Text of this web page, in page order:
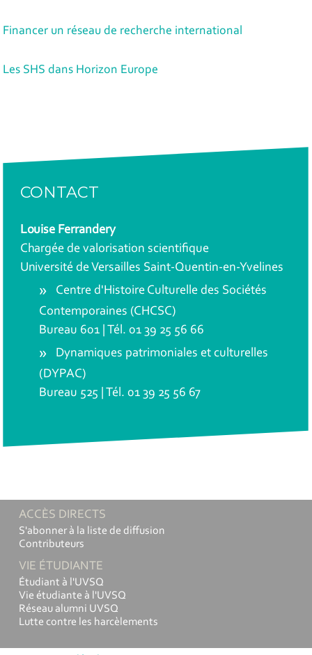
Financer un réseau de recherche international
Les SHS dans Horizon Europe
CONTACT
Louise Ferrandery
Chargée de valorisation scientifique
Université de Versailles Saint-Quentin-en-Yvelines
Centre d'Histoire Culturelle des Sociétés
Contemporaines (CHCSC)
Bureau 601 | Tél. 01 39 25 56 66
Dynamiques patrimoniales et culturelles
(DYPAC)
Bureau 525 | Tél. 01 39 25 56 67
ACCÈS DIRECTS
S'abonner à la liste de diffusion
Contributeurs
VIE ÉTUDIANTE
Étudiant à l'UVSQ
Vie étudiante à l'UVSQ
Réseau alumni UVSQ
Lutte contre les harcèlements